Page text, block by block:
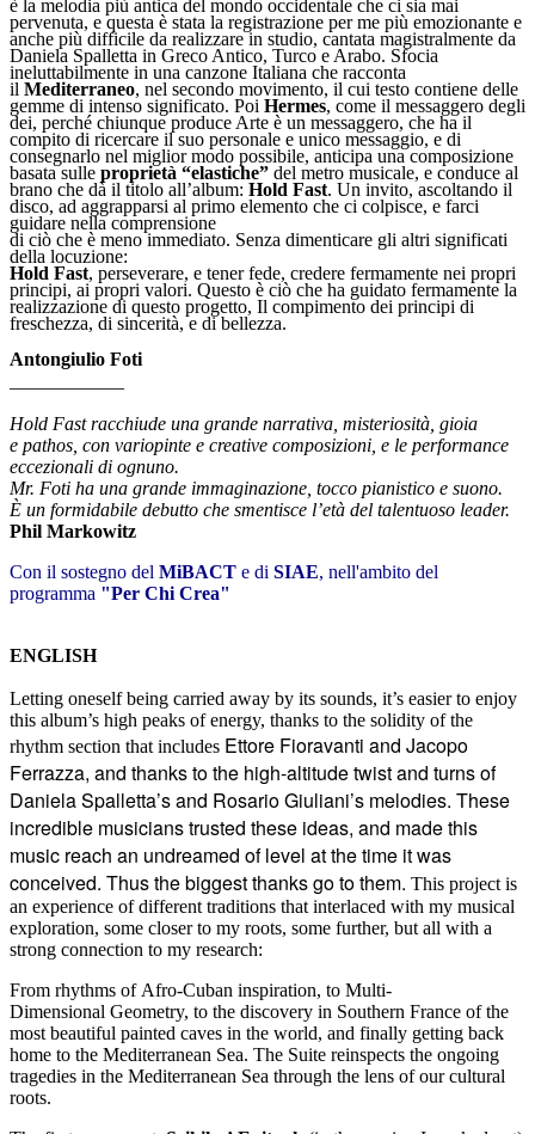
è la melodia più antica del mondo occidentale che ci sia mai
pervenuta, e questa è stata la registrazione per me più emozionante e
anche più difficile da realizzare in studio, cantata magistralmente da
Daniela Spalletta in Greco Antico, Turco e Arabo. Sfocia
ineluttabilmente in una canzone Italiana che racconta
il Mediterraneo, nel secondo movimento, il cui testo contiene delle
gemme di intenso significato. Poi Hermes, come il messaggero degli
dei, perché chiunque produce Arte è un messaggero, che ha il
compito di ricercare il suo personale e unico messaggio, e di
consegnarlo nel miglior modo possibile, anticipa una composizione
basata sulle proprietà “elastiche” del metro musicale, e conduce al
brano che dà il titolo all’album: Hold Fast. Un invito, ascoltando il
disco, ad aggrapparsi al primo elemento che ci colpisce, e farci
guidare nella comprensione
di ciò che è meno immediato. Senza dimenticare gli altri significati
della locuzione:
Hold Fast, perseverare, e tener fede, credere fermamente nei propri
principi, ai propri valori. Questo è ciò che ha guidato fermamente la
realizzazione di questo progetto, Il compimento dei principi di
freschezza, di sincerità, e di bellezza.
Antongiulio Foti
Hold Fast racchiude una grande narrativa, misteriosità, gioia
e pathos, con variopinte e creative composizioni, e le performance
eccezionali di ognuno.
Mr. Foti ha una grande immaginazione, tocco pianistico e suono.
È un formidabile debutto che smentisce l’età del talentuoso leader.
Phil Markowitz
Con il sostegno del MiBACT e di SIAE, nell'ambito del
programma "Per Chi Crea"
ENGLISH
Letting oneself being carried away by its sounds, it’s easier to enjoy
this album’s high peaks of energy, thanks to the solidity of the
rhythm section that includes Ettore Fioravanti and Jacopo
Ferrazza, and thanks to the high-altitude twist and turns of
Daniela Spalletta’s and Rosario Giuliani’s melodies. These
incredible musicians trusted these ideas, and made this
music reach an undreamed of level at the time it was
conceived. Thus the biggest thanks go to them. This project is
an experience of different traditions that interlaced with my musical
exploration, some closer to my roots, some further, but all with a
strong connection to my research:
From rhythms of Afro-Cuban inspiration, to Multi-
Dimensional Geometry, to the discovery in Southern France of the
most beautiful painted caves in the world, and finally getting back
home to the Mediterranean Sea. The Suite reinspects the ongoing
tragedies in the Mediterranean Sea through the lens of our cultural
roots.